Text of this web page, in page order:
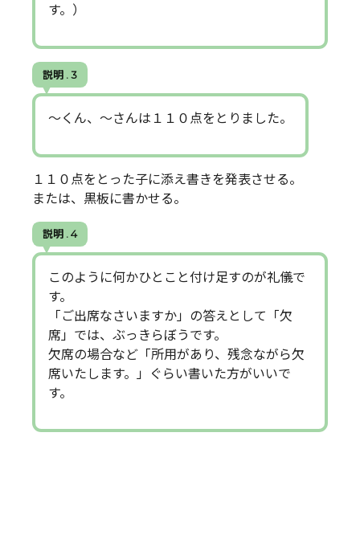
す。）
説明 . 3
～くん、～さんは１１０点をとりました。
１１０点をとった子に添え書きを発表させる。
または、黒板に書かせる。
説明 . 4
このように何かひとこと付け足すのが礼儀で
す。
「ご出席なさいますか」の答えとして「欠
席」では、ぶっきらぼうです。
欠席の場合など「所用があり、残念ながら欠
席いたします。」ぐらい書いた方がいいで
す。